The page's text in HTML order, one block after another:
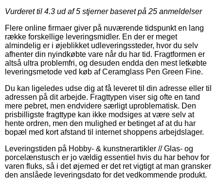
Vurderet til 4.3 ud af 5 stjerner baseret på 25 anmeldelser
Flere online firmaer giver på nuværende tidspunkt en lang
række forskellige leveringsmidler. En der er meget
almindelig er i øjeblikket udleveringssteder, hvor du selv
afhenter din nyindkøbte vare når du har tid. Fragtformen er
altså ultra problemfri, og desuden endda den mest letkøbte
leveringsmetode ved køb af Ceramglass Pen Green Fine.
Du kan ligeledes udse dig at få leveret til din adresse eller til
adressen på dit arbejde. Fragttypen viser sig ofte en tand
mere pebret, men endvidere særligt uproblematisk. Den
prisbilligste fragttype kan ikke modsiges at være selv at
hente ordren, men den mulighed er betinget af at du har
bopæl med kort afstand til internet shoppens arbejdslager.
Leveringstiden på Hobby- & kunstnerartikler // Glas- og
porcelænstusch er jo vældig essentiel hvis du har behov for
varen fluks, så i det øjemed er det ret vigtigt at man gransker
den anslåede leveringsdato for det vedkommende produkt.